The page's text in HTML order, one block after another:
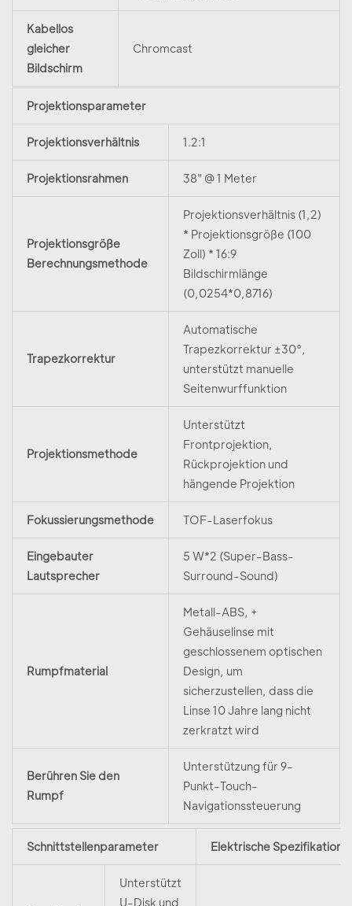
Kabellos
gleicher
Bildschirm
Chromcast
Projektionsparameter
Projektionsverhältnis 1.2:1
Projektionsrahmen 38" @ 1 Meter
Projektionsgröße
Berechnungsmethode
Projektionsverhältnis (1,2)
* Projektionsgröße (100
Zoll) * 16:9
Bildschirmlänge
(0,0254*0,8716)
Trapezkorrektur
Automatische
Trapezkorrektur ±30°,
unterstützt manuelle
Seitenwurffunktion
Projektionsmethode
Unterstützt
Frontprojektion,
Rückprojektion und
hängende Projektion
Fokussierungsmethode TOF-Laserfokus
Eingebauter
Lautsprecher
5 W*2 (Super-Bass-
Surround-Sound)
Rumpfmaterial
Metall-ABS, +
Gehäuselinse mit
geschlossenem optischen
Design, um
sicherzustellen, dass die
Linse 10 Jahre lang nicht
zerkratzt wird
Berühren Sie den
Rumpf
Unterstützung für 9-
Punkt-Touch-
Navigationssteuerung
Schnittstellenparameter Elektrische
Unterstützt
U-Disk und